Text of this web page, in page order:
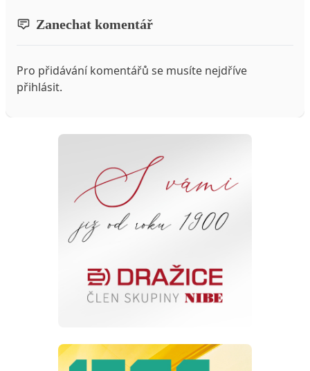
Zanechat komentář
Pro přidávání komentářů se musíte nejdříve
přihlásit.